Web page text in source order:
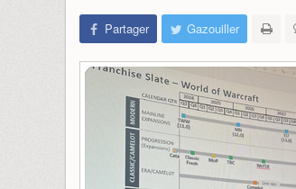
Partager Gazouiller